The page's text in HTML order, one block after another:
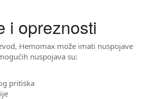
i opreznosti
Hemomax može imati nuspojave
nuspojava su:
pritiska